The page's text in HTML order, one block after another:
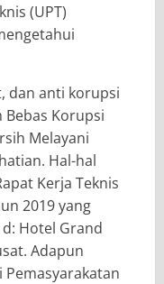
(UPT)
dan anti korupsi
Korupsi
Melayani
Hal-hal
Kerja Teknis
2019 yang
Hotel Grand
Adapun
Pemasyarakatan